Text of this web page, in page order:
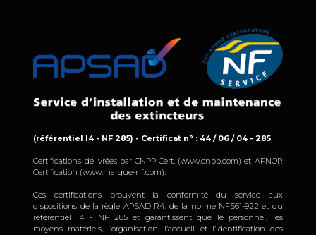
(référentiel I4 - NF 285) - Certificat n° : 44 / 06 / 04 - 285
Certifications délivrées par CNPP Cert. (www.cnpp.com) et AFNOR
Certification (www.marque-nf.com).
Ces certifications prouvent la conformité du service aux
dispositions de la règle APSAD R4, de la norme NFS61-922 et du
référentiel I4 - NF 285 et garantissent que le personnel, les
moyens matériels, l’organisation, l’accueil et l’identification des